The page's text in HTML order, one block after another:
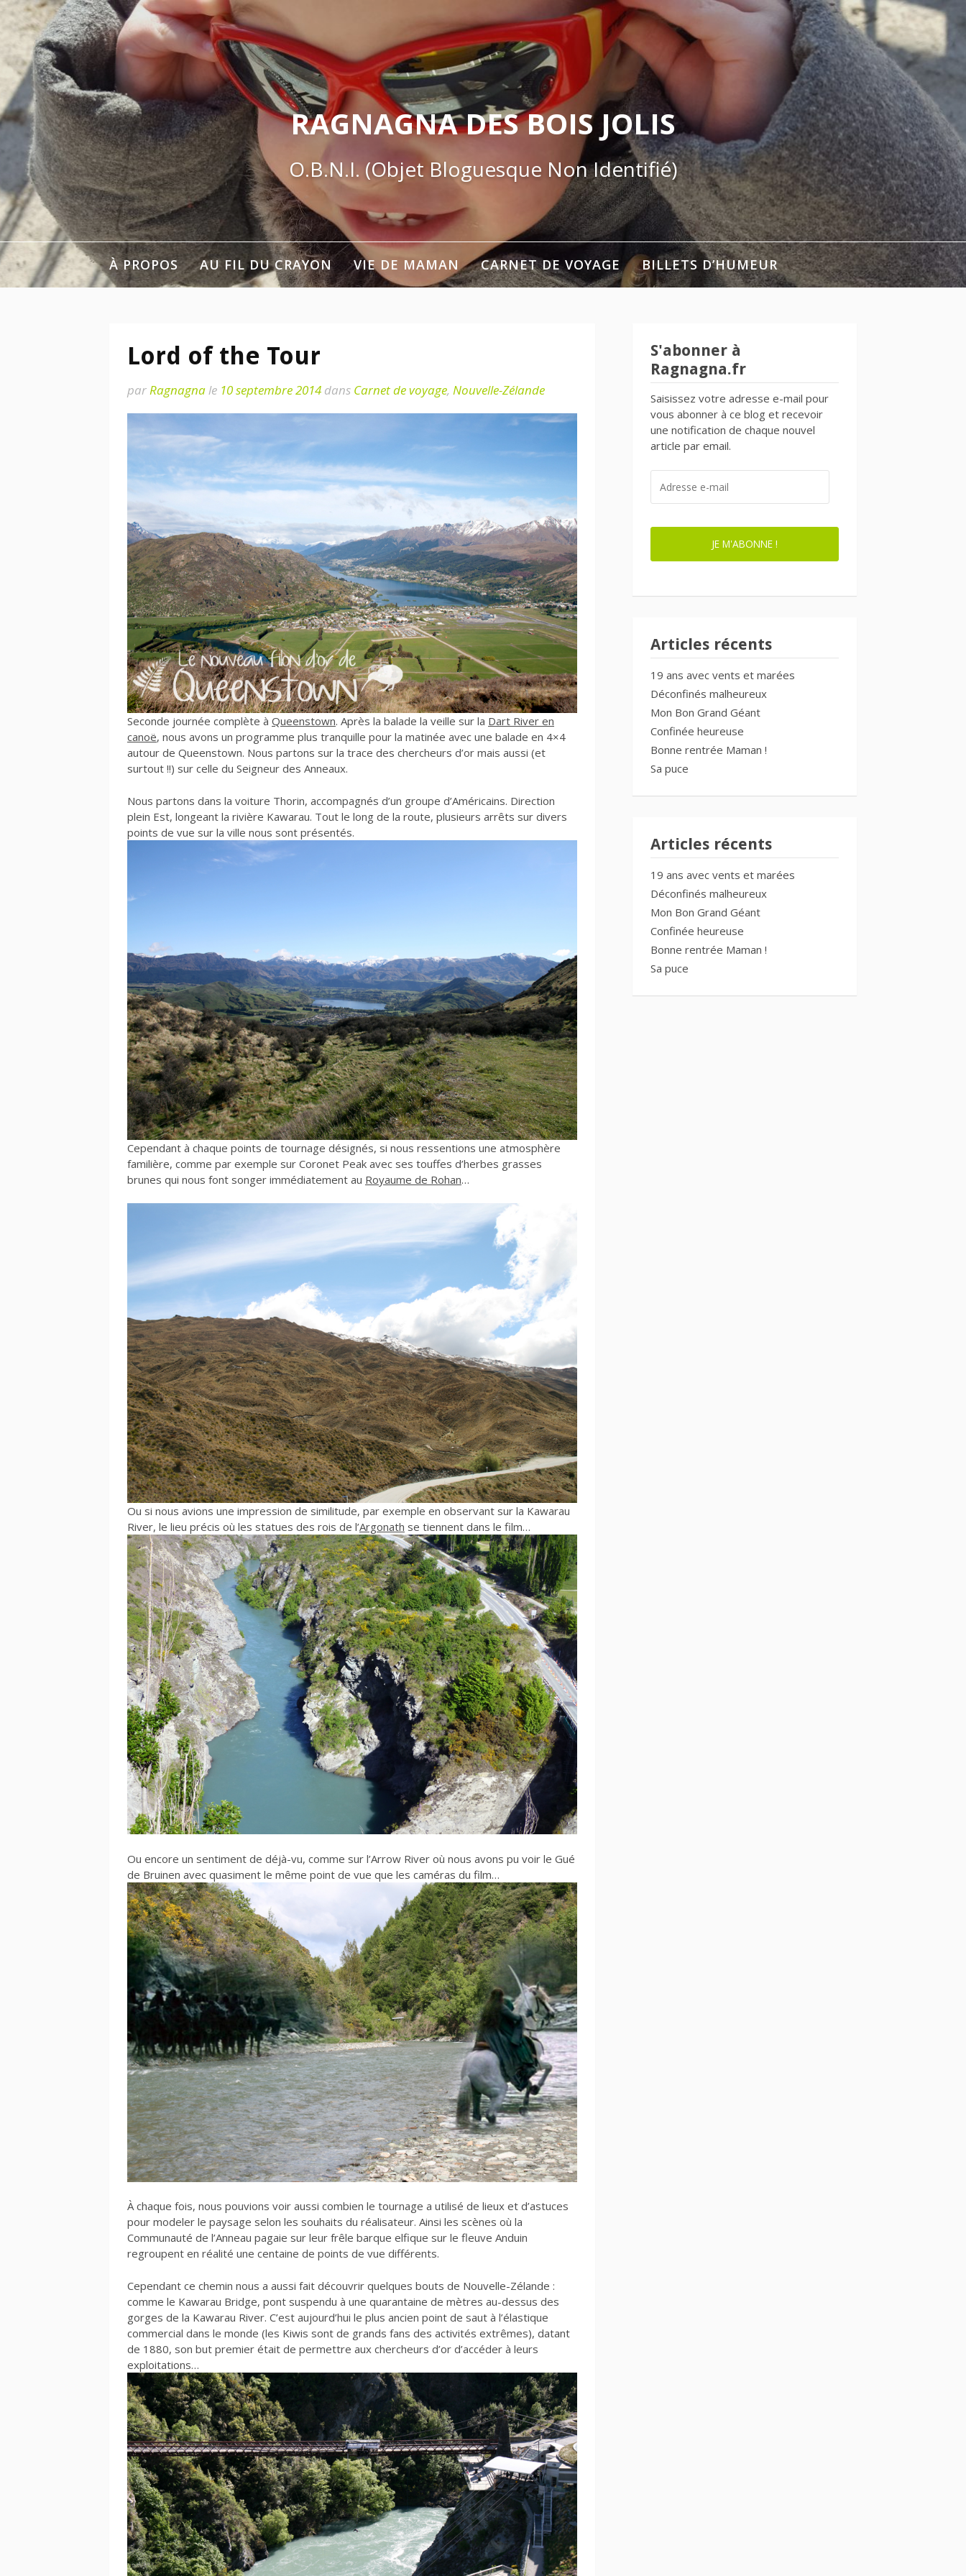
Aller
au
contenu
RAGNAGNA DES BOIS JOLIS
O.B.N.I. (Objet Bloguesque Non Identifié)
À PROPOS AU FIL DU CRAYON VIE DE MAMAN CARNET DE VOYAGE BILLETS D’HUMEUR
Lord of the Tour
parRagnagnale 10 septembre 2014 dans Carnet de voyage, Nouvelle-Zélande
Seconde journée complète à Queenstown. Après la balade la veille sur la Dart River en
canoë, nous avons un programme plus tranquille pour la matinée avec une balade en 4×4
autour de Queenstown. Nous partons sur la trace des chercheurs d’or mais aussi (et
surtout !!) sur celle du Seigneur des Anneaux.
Nous partons dans la voiture Thorin, accompagnés d’un groupe d’Américains. Direction
plein Est, longeant la rivière Kawarau. Tout le long de la route, plusieurs arrêts sur divers
points de vue sur la ville nous sont présentés.
Cependant à chaque points de tournage désignés, si nous ressentions une atmosphère
familière, comme par exemple sur Coronet Peak avec ses touffes d’herbes grasses
brunes qui nous font songer immédiatement au Royaume de Rohan…
Ou si nous avions une impression de similitude, par exemple en observant sur la Kawarau
River, le lieu précis où les statues des rois de l’Argonath se tiennent dans le film…
Ou encore un sentiment de déjà-vu, comme sur l’Arrow River où nous avons pu voir le Gué
de Bruinen avec quasiment le même point de vue que les caméras du film…
À chaque fois, nous pouvions voir aussi combien le tournage a utilisé de lieux et d’astuces
pour modeler le paysage selon les souhaits du réalisateur. Ainsi les scènes où la
Communauté de l’Anneau pagaie sur leur frêle barque elfique sur le fleuve Anduin
regroupent en réalité une centaine de points de vue différents.
Cependant ce chemin nous a aussi fait découvrir quelques bouts de Nouvelle-Zélande :
comme le Kawarau Bridge, pont suspendu à une quarantaine de mètres au-dessus des
gorges de la Kawarau River. C’est aujourd’hui le plus ancien point de saut à l’élastique
commercial dans le monde (les Kiwis sont de grands fans des activités extrêmes), datant
de 1880, son but premier était de permettre aux chercheurs d’or d’accéder à leurs
exploitations…
S'abonner à
Ragnagna.fr
Saisissez votre adresse e-mail pour
vous abonner à ce blog et recevoir
une notification de chaque nouvel
article par email.
MAIL
JE M'ABONNE !
Articles récents
19 ans avec vents et marées
Déconfinés malheureux
Mon Bon Grand Géant
Confinée heureuse
Bonne rentrée Maman !
Sa puce
Articles récents
19 ans avec vents et marées
Déconfinés malheureux
Mon Bon Grand Géant
Confinée heureuse
Bonne rentrée Maman !
Sa puce